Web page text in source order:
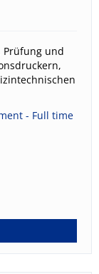
Prüfung und
- Full time